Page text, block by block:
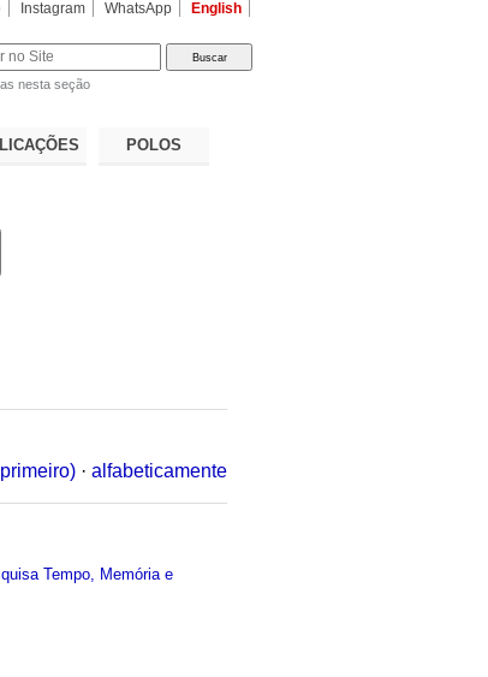
Instagram WhatsApp English
nesta seção
POLOS
· alfabeticamente
Tempo, Memória e